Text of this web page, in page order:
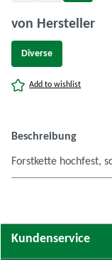
von Hersteller
Diverse
Add to wishlist
Beschreibung
Forstkette hochfest,
Kundenservice